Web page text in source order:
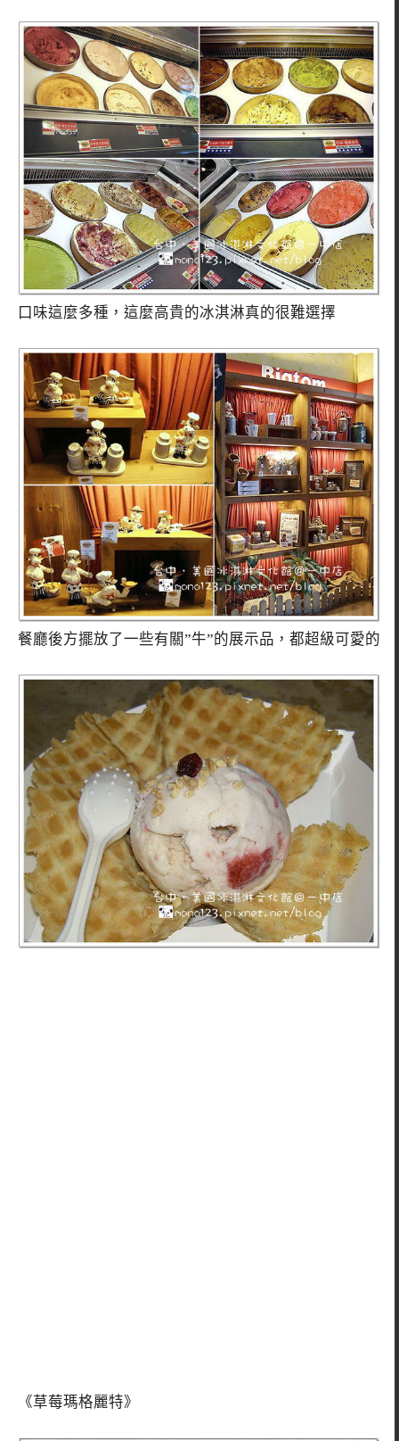
口味這麼多種，這麼高貴的冰淇淋真的很難選擇
餐廳後方擺放了一些有關”牛”的展示品，都超級可愛的
《草莓瑪格麗特》